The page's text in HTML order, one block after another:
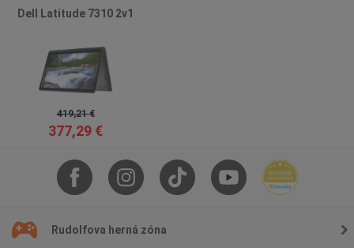
Dell Latitude 7310 2v1
419,21 €
377,29 €
Rudolfova herná zóna